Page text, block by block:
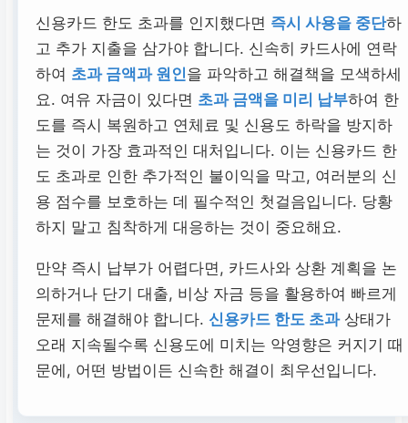
신용카드 한도 초과를 인지했다면 즉시 사용을 중단하
고 추가 지출을 삼가야 합니다. 신속히 카드사에 연락
하여 초과 금액과 원인을 파악하고 해결책을 모색하세
요. 여유 자금이 있다면 초과 금액을 미리 납부하여 한
도를 즉시 복원하고 연체료 및 신용도 하락을 방지하
는 것이 가장 효과적인 대처입니다. 이는 신용카드 한
도 초과로 인한 추가적인 불이익을 막고, 여러분의 신
용 점수를 보호하는 데 필수적인 첫걸음입니다. 당황
하지 말고 침착하게 대응하는 것이 중요해요.
만약 즉시 납부가 어렵다면, 카드사와 상환 계획을 논
의하거나 단기 대출, 비상 자금 등을 활용하여 빠르게
문제를 해결해야 합니다.신용카드 한도 초과상태가
오래 지속될수록 신용도에 미치는 악영향은 커지기 때
문에, 어떤 방법이든 신속한 해결이 최우선입니다.